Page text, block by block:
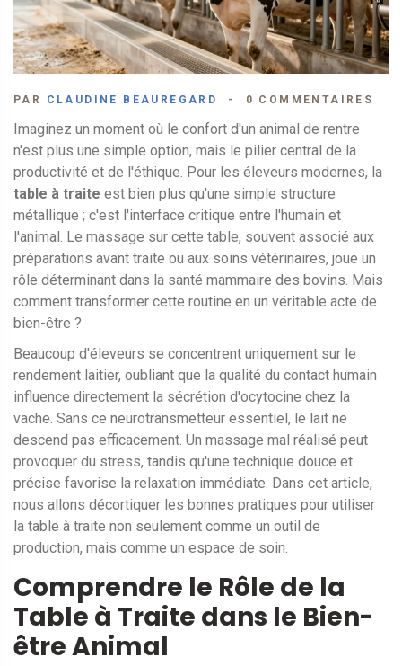
PAR CLAUDINE BEAUREGARD 0 COMMENTAIRES
Imaginez un moment où le confort d'un animal de rentre
n'est plus une simple option, mais le pilier central de la
productivité et de l'éthique. Pour les éleveurs modernes, la
table à traite est bien plus qu'une simple structure
métallique ; c'est l'interface critique entre l'humain et
l'animal. Le massage sur cette table, souvent associé aux
préparations avant traite ou aux soins vétérinaires, joue un
rôle déterminant dans la santé mammaire des bovins. Mais
comment transformer cette routine en un véritable acte de
bien-être ?
Beaucoup d'éleveurs se concentrent uniquement sur le
rendement laitier, oubliant que la qualité du contact humain
influence directement la sécrétion d'ocytocine chez la
vache. Sans ce neurotransmetteur essentiel, le lait ne
descend pas efficacement. Un massage mal réalisé peut
provoquer du stress, tandis qu'une technique douce et
précise favorise la relaxation immédiate. Dans cet article,
nous allons décortiquer les bonnes pratiques pour utiliser
la table à traite non seulement comme un outil de
production, mais comme un espace de soin.
Comprendre le Rôle de la
Table à Traite dans le Bien-
être Animal